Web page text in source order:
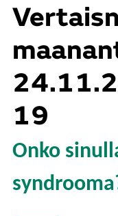
19
Onko